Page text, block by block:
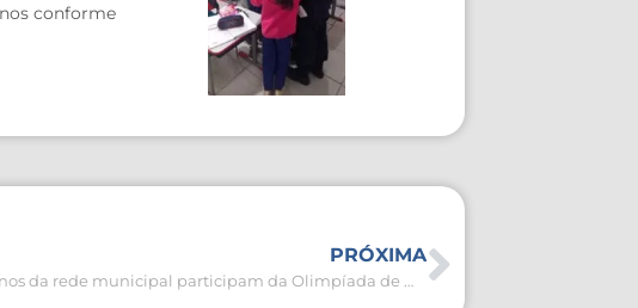
conforme
PRÓXIMA
Alunos da rede municipal participam da Olimpíada de Matemática aldeense